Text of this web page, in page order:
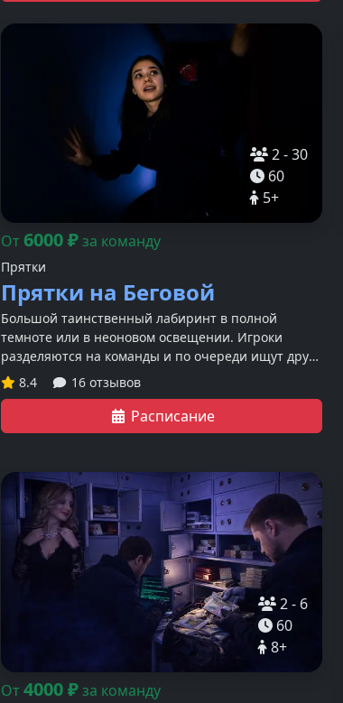
2-30
60
5+
От6000₽за команду
Прятки
Прятки на Беговой
Большой таинственный лабиринт в полной
темноте или в неоновом освещении. Игроки
разделяются на команды и по очереди ищут друг
друга. С ребятами играют таинственные
сущности-актёры, использующие звуковые и
световые эффекты.
8.4 16 отзывов
Расписание
2- 6
60
8+
От4000₽за команду